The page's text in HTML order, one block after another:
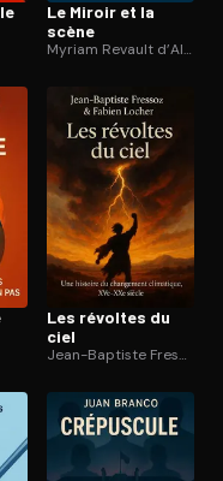
Le Miroir et la
scène
Myriam Revault d’Allonnes
Les révoltes du
ciel
Jean-Baptiste Fressoz